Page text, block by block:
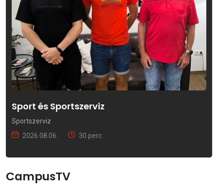
Sport és Sportszerviz
Sportszerviz
2026.08.06.
30 perc
CampusTV